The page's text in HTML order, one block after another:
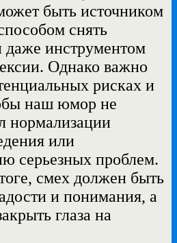
быть источником
снять
даже инструментом
Однако важно
рисках и
наш юмор не
нормализации
или
серьезных проблем.
смех должен быть
и понимания, а
глаза на